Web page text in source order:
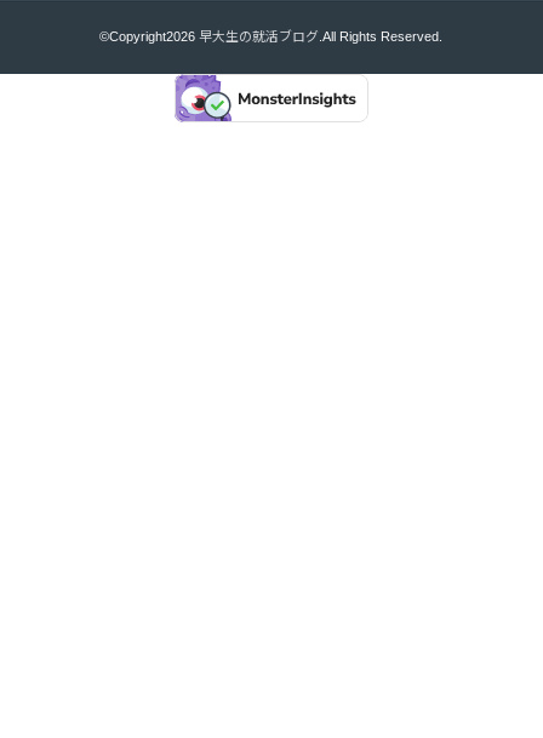
©Copyright2026早大生の就活ブログ .All Rights Reserved.